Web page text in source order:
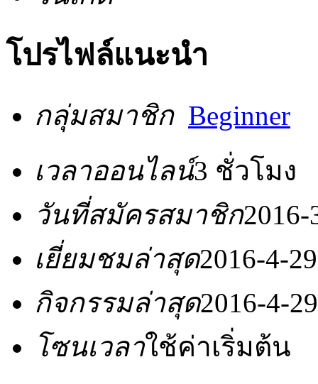
โปรไฟล์แนะนำ
กลุ่มสมาชิก Beginner
เวลาออนไลน์3 ชั่วโมง
วันที่สมัครสมาชิก2016-
เยี่ยมชมล่าสุด2016-4-
กิจกรรมล่าสุด2016-4-
โซนเวลาใช้ค่าเริ่มต้น